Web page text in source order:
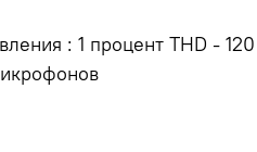
: 1 процент THD -